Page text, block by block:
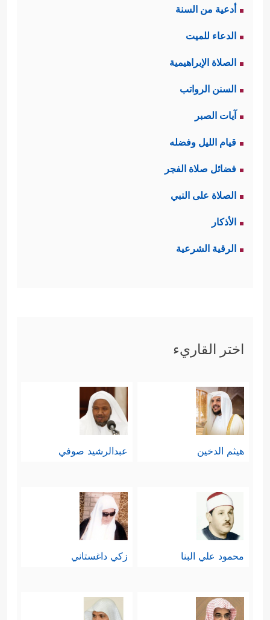
أدعية من السنة
الدعاء للميت
الصلاة الإبراهيمية
السنن الرواتب
آيات الصبر
قيام الليل وفضله
فضائل صلاة الفجر
الصلاة على النبي
الأذكار
الرقية الشرعية
اختر القاريء
هيثم الدخين عبدالرشيد صوفي
محمود علي البنا زكي داغستاني